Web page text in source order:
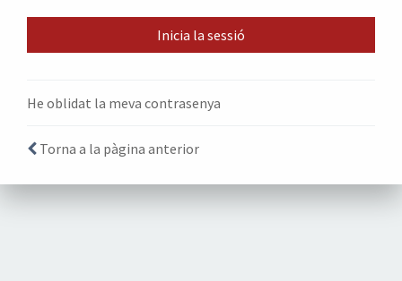
He oblidat la meva contrasenya
Torna a la pàgina anterior